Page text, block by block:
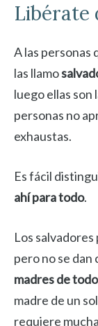
Libérate
A las personas
las llamo
luego ellas son
personas no
exhaustas.
Es fácil
ahí para todo.
Los
pero no se dan
madres de
madre de un
requiere